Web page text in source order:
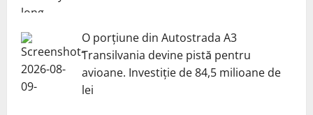
O porțiune din Autostrada A3
Transilvania devine pistă pentru
avioane. Investiție de 84,5 milioane de
lei